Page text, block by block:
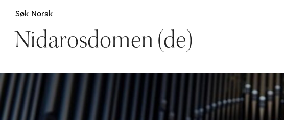
Søk Norsk
Nidarosdomen (de)